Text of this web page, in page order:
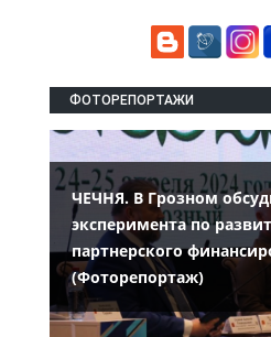
ФОТОРЕПОРТАЖИ
ЧЕЧНЯ. В Грозном
эксперимента по
партнерского
(Фоторепортаж)